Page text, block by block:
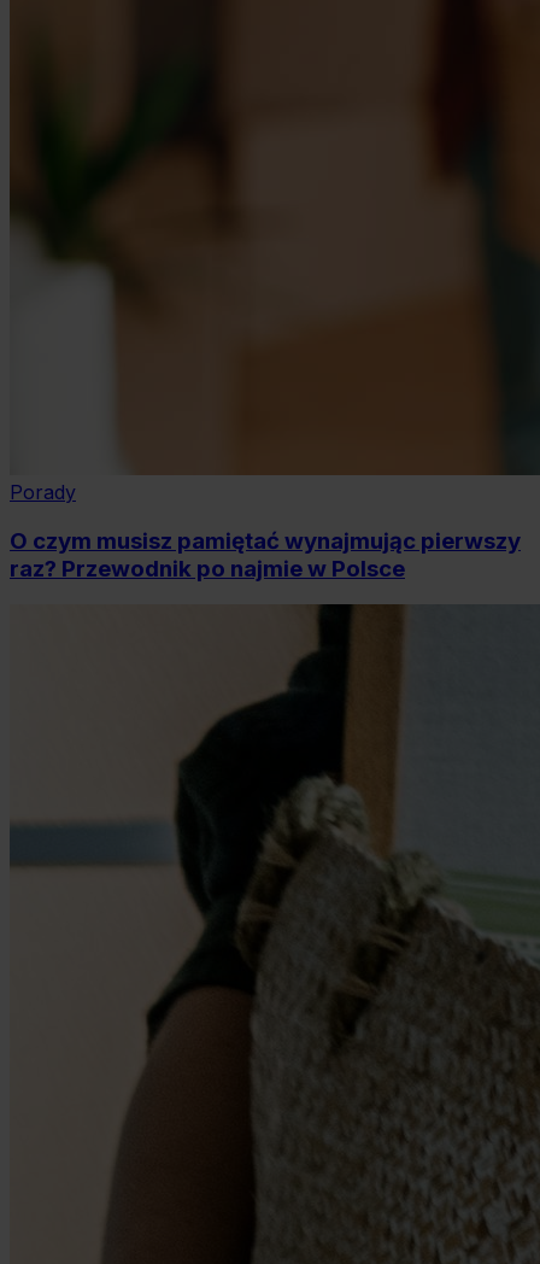
Porady
O czym musisz pamiętać wynajmując pierwszy
raz? Przewodnik po najmie w Polsce